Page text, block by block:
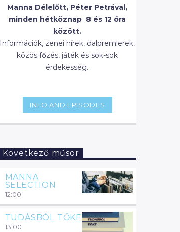
Manna Délelőtt, Péter Petrával,
minden hétköznap 8 és 12 óra
között.
Információk, zenei hírek, dalpremierek,
közös főzés, játék és sok-sok
érdekesség.
INFO AND EPISODES
Következő műsor
MANNA
SELECTION
12:00
TUDÁSBÓL TŐKE
13:00